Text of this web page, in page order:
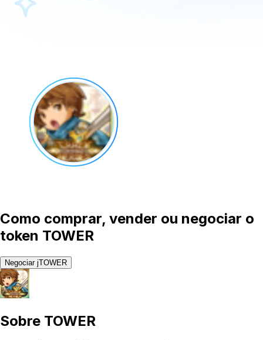
Como comprar, vender ou negociar o
token TOWER
Negociar jTOWER
Sobre TOWER